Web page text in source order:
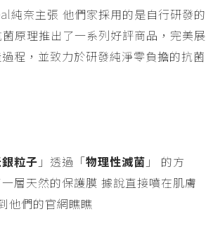
純奈主張 他們家採用的是自行研發的
原理推出了一系列好評商品，完美展
程，並致力於研發純淨零負擔的抗菌
粒子 」透過「物理性滅菌 」 的方
層天然的保護膜 據說直接噴在肌膚
他們的官網瞧瞧